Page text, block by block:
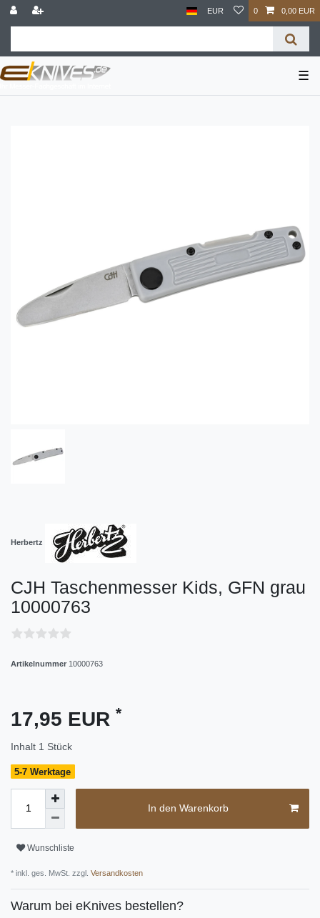
EUR 0 0,00 EUR
☰
Herbertz
CJH Taschenmesser Kids, GFN grau
10000763
Artikelnummer 10000763
17,95 EUR *
Inhalt 1 Stück
5-7 Werktage
In den Warenkorb
Wunschliste
* inkl. ges. MwSt. zzgl. Versandkosten
Warum bei eKnives bestellen?